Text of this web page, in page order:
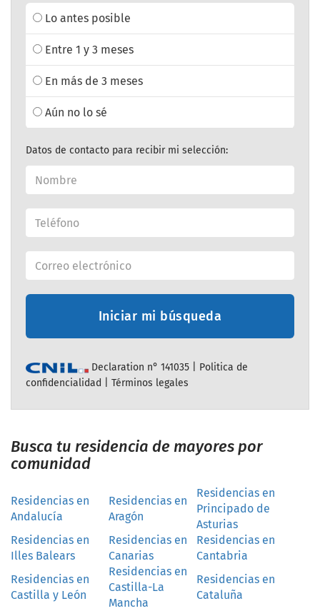
Lo antes posible
Entre 1 y 3 meses
En más de 3 meses
Aún no lo sé
Datos de contacto para recibir mi selección:
Iniciar mi búsqueda
Declaration n° 141035 | Politica de
confidencialidad
Términos legales
Busca tu residencia de mayores por
comunidad
Residencias en
Andalucía
Residencias en
Aragón
Residencias en
Principado de
Asturias
Residencias en
Illes Balears
Residencias en
Canarias
Residencias en
Cantabria
Residencias en
Castilla y León
Residencias en
Castilla-La
Mancha
Residencias en
Cataluña